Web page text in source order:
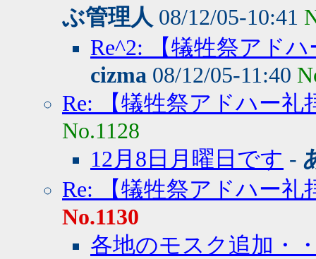
ぶ管理人 08/12/05-10:41
Re^2: 【犠牲祭アド
cizma 08/12/05-11:40
Re: 【犠牲祭アドハー礼
No.1128
12月8日月曜日です -
Re: 【犠牲祭アドハー礼
No.1130
各地のモスク追加・